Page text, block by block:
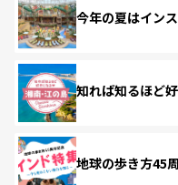
今年の夏はイン
知れば知るほど
地球の歩き方45